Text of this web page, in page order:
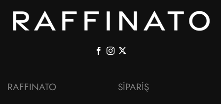
RAFFINATO SIPARIŞ